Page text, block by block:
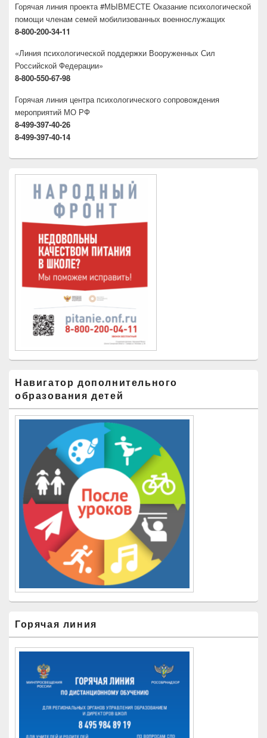
Горячая линия проекта #МЫВМЕСТЕ Оказание психологической
помощи членам семей мобилизованных военнослужащих
8-800-200-34-11
«Линия психологической поддержки Вооруженных Сил
Российской Федерации»
8-800-550-67-98
Горячая линия центра психологического сопровождения
мероприятий МО РФ
8-499-397-40-26
8-499-397-40-14
Навигатор дополнительного
образования детей
Горячая линия